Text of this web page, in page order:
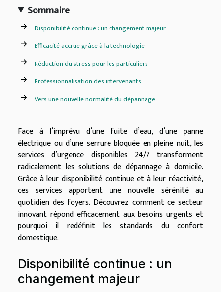
Sommaire
Disponibilité continue : un changement majeur
Efficacité accrue grâce à la technologie
Réduction du stress pour les particuliers
Professionnalisation des intervenants
Vers une nouvelle normalité du dépannage
Face à l’imprévu d’une fuite d’eau, d’une panne
électrique ou d’une serrure bloquée en pleine nuit, les
services d’urgence disponibles 24/7 transforment
radicalement les solutions de dépannage à domicile.
Grâce à leur disponibilité continue et à leur réactivité,
ces services apportent une nouvelle sérénité au
quotidien des foyers. Découvrez comment ce secteur
innovant répond efficacement aux besoins urgents et
pourquoi il redéfinit les standards du confort
domestique.
Disponibilité continue : un
changement majeur